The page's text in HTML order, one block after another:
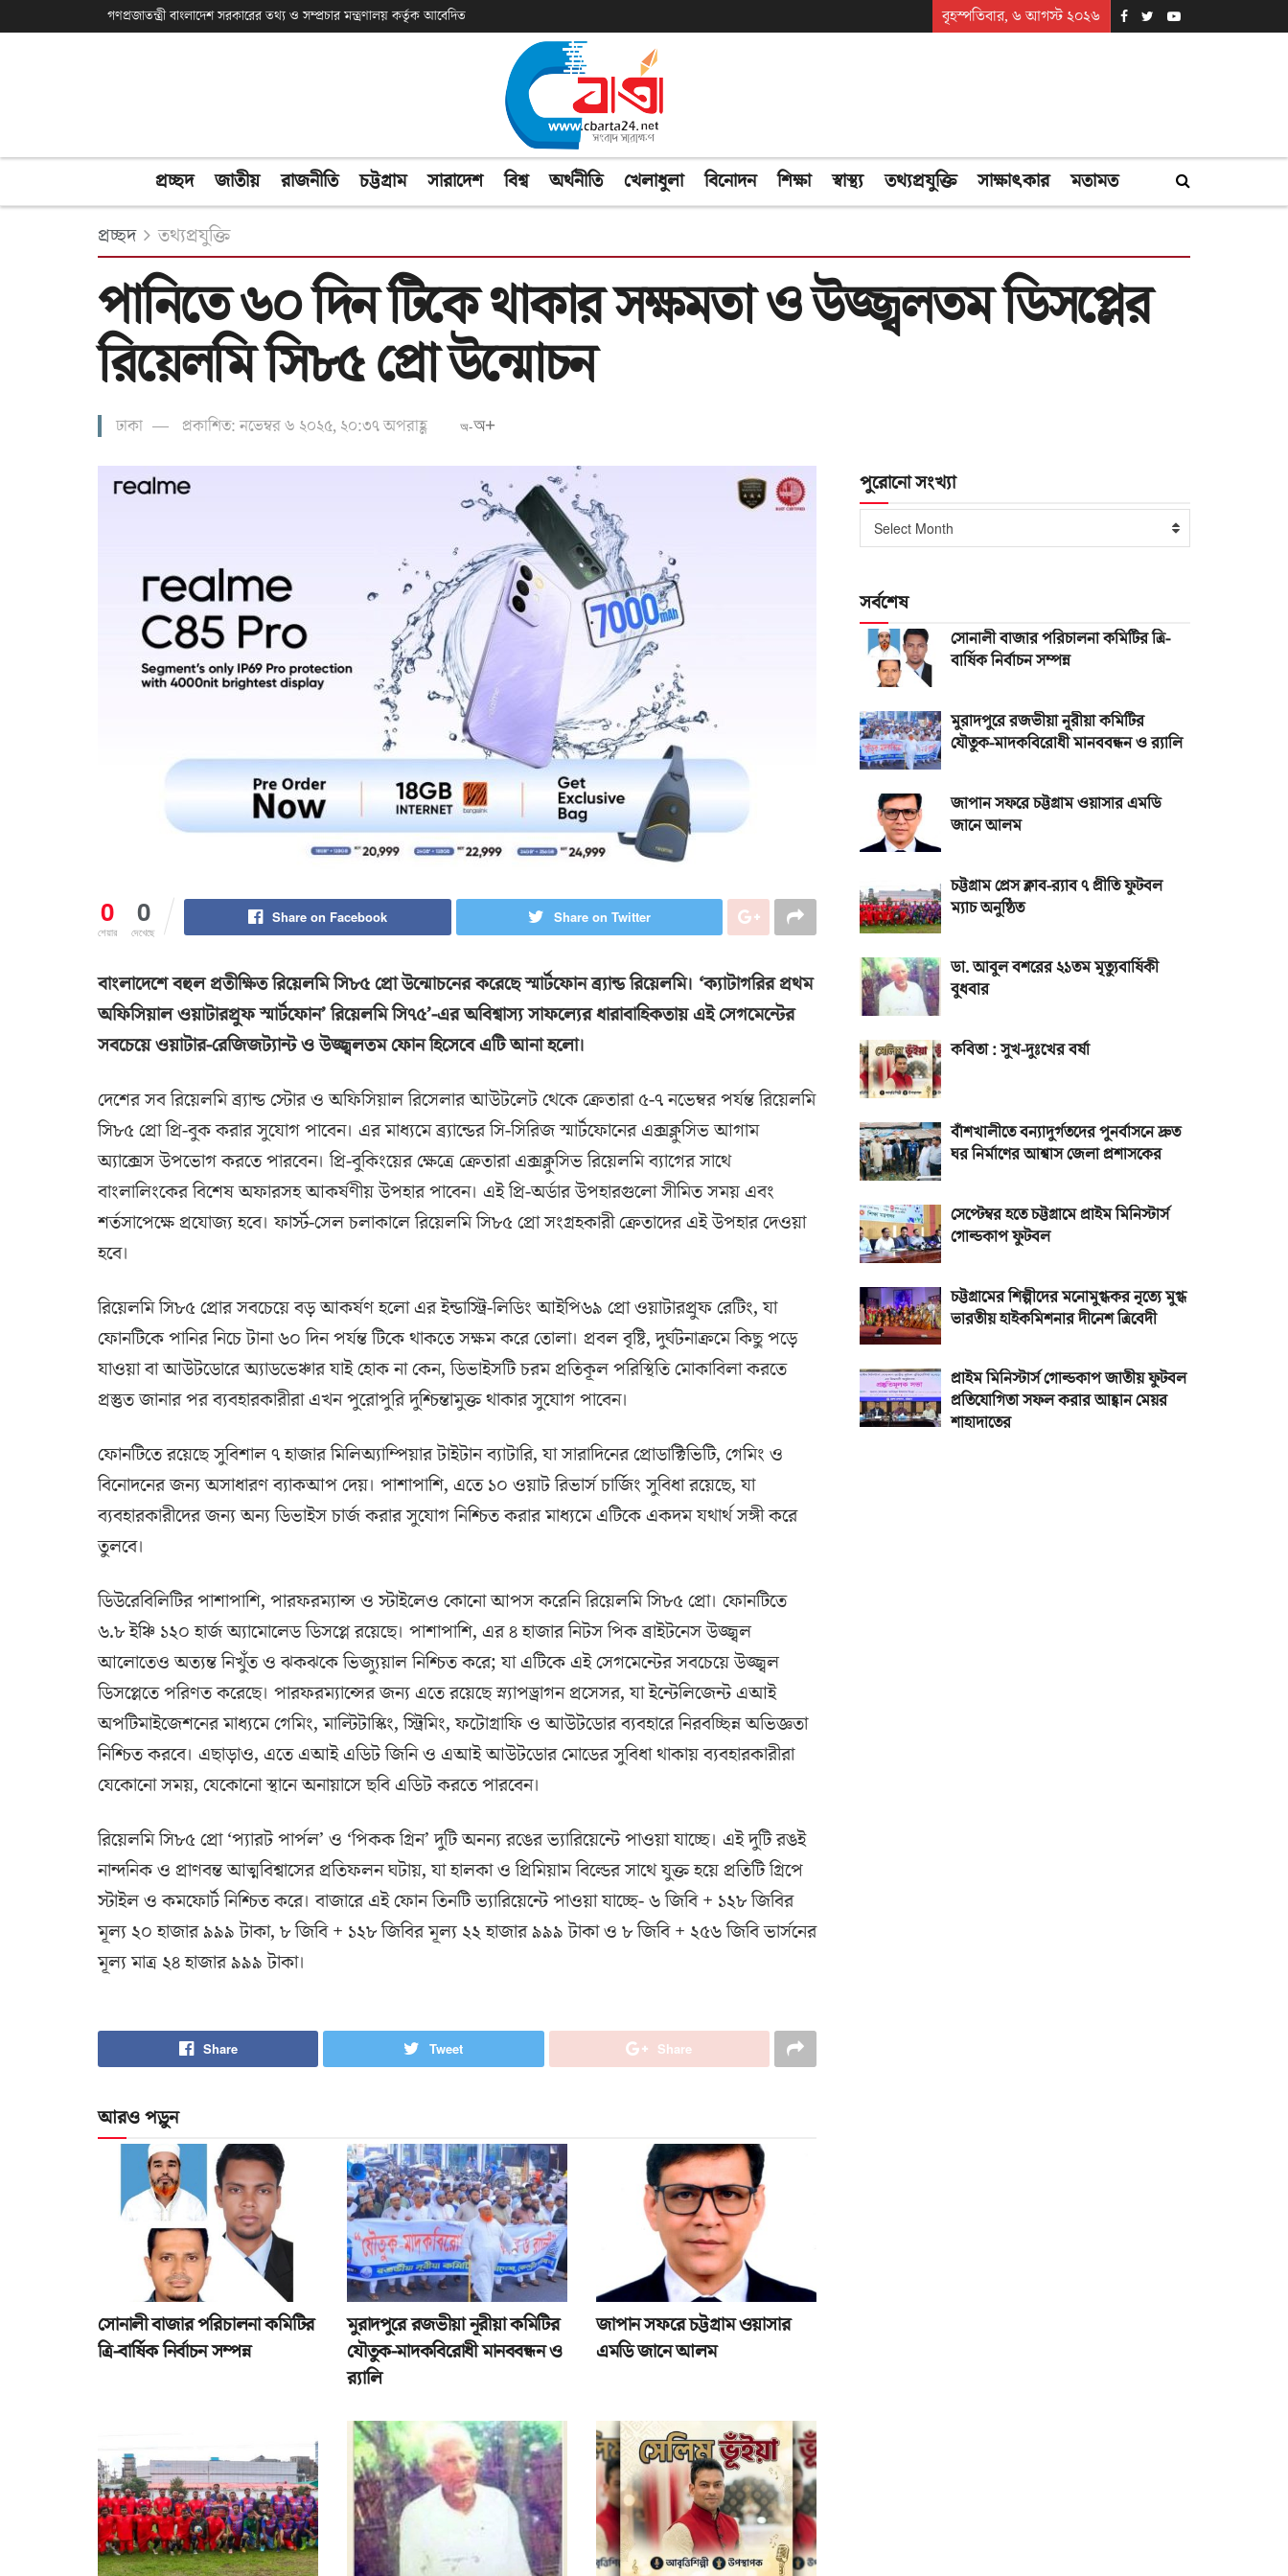
গণপ্রজাতন্ত্রী বাংলাদেশ সরকারের তথ্য ও সম্প্রচার মন্ত্রণালয় কর্তৃক আবেদিত বৃহস্পতিবার, ৬ আগস্ট ২০২৬
প্রচ্ছদ জাতীয় রাজনীতি চট্টগ্রাম সারাদেশ বিশ্ব অর্থনীতি খেলাধুলা বিনোদন শিক্ষা স্বাস্থ্য তথ্যপ্রযুক্তি সাক্ষাৎকার মতামত
প্রচ্ছদ তথ্যপ্রযুক্তি
পানিতে ৬০ দিন টিকে থাকার সক্ষমতা ও উজ্জ্বলতম ডিসপ্লের
রিয়েলমি সি৮৫ প্রো উন্মোচন
ঢাকা প্রকাশিত: নভেম্বর ৬ ২০২৫, ২০:৩৭ অপরাহ্ণ অ-অ+
0
শেয়ার
0
দেখেছে
Share on Facebook Share on Twitter
বাংলাদেশে বহুল প্রতীক্ষিত রিয়েলমি সি৮৫ প্রো উন্মোচনের করেছে স্মার্টফোন ব্র্যান্ড রিয়েলমি। ‘ক্যাটাগরির প্রথম
অফিসিয়াল ওয়াটারপ্রুফ স্মার্টফোন’ রিয়েলমি সি৭৫’-এর অবিশ্বাস্য সাফল্যের ধারাবাহিকতায় এই সেগমেন্টের
সবচেয়ে ওয়াটার-রেজিজট্যান্ট ও উজ্জ্বলতম ফোন হিসেবে এটি আনা হলো।
দেশের সব রিয়েলমি ব্র্যান্ড স্টোর ও অফিসিয়াল রিসেলার আউটলেট থেকে ক্রেতারা ৫-৭ নভেম্বর পর্যন্ত রিয়েলমি
সি৮৫ প্রো প্রি-বুক করার সুযোগ পাবেন। এর মাধ্যমে ব্র্যান্ডের সি-সিরিজ স্মার্টফোনের এক্সক্লুসিভ আগাম
অ্যাক্সেস উপভোগ করতে পারবেন। প্রি-বুকিংয়ের ক্ষেত্রে ক্রেতারা এক্সক্লুসিভ রিয়েলমি ব্যাগের সাথে
বাংলালিংকের বিশেষ অফারসহ আকর্ষণীয় উপহার পাবেন। এই প্রি-অর্ডার উপহারগুলো সীমিত সময় এবং
শর্তসাপেক্ষে প্রযোজ্য হবে। ফার্স্ট-সেল চলাকালে রিয়েলমি সি৮৫ প্রো সংগ্রহকারী ক্রেতাদের এই উপহার দেওয়া
হবে।
রিয়েলমি সি৮৫ প্রোর সবচেয়ে বড় আকর্ষণ হলো এর ইন্ডাস্ট্রি-লিডিং আইপি৬৯ প্রো ওয়াটারপ্রুফ রেটিং, যা
ফোনটিকে পানির নিচে টানা ৬০ দিন পর্যন্ত টিকে থাকতে সক্ষম করে তোলা। প্রবল বৃষ্টি, দুর্ঘটনাক্রমে কিছু পড়ে
যাওয়া বা আউটডোরে অ্যাডভেঞ্চার যাই হোক না কেন, ডিভাইসটি চরম প্রতিকূল পরিস্থিতি মোকাবিলা করতে
প্রস্তুত জানার পর ব্যবহারকারীরা এখন পুরোপুরি দুশ্চিন্তামুক্ত থাকার সুযোগ পাবেন।
ফোনটিতে রয়েছে সুবিশাল ৭ হাজার মিলিঅ্যাম্পিয়ার টাইটান ব্যাটারি, যা সারাদিনের প্রোডাক্টিভিটি, গেমিং ও
বিনোদনের জন্য অসাধারণ ব্যাকআপ দেয়। পাশাপাশি, এতে ১০ ওয়াট রিভার্স চার্জিং সুবিধা রয়েছে, যা
ব্যবহারকারীদের জন্য অন্য ডিভাইস চার্জ করার সুযোগ নিশ্চিত করার মাধ্যমে এটিকে একদম যথার্থ সঙ্গী করে
তুলবে।
ডিউরেবিলিটির পাশাপাশি, পারফরম্যান্স ও স্টাইলেও কোনো আপস করেনি রিয়েলমি সি৮৫ প্রো। ফোনটিতে
৬.৮ ইঞ্চি ১২০ হার্জ অ্যামোলেড ডিসপ্লে রয়েছে। পাশাপাশি, এর ৪ হাজার নিটস পিক ব্রাইটনেস উজ্জ্বল
আলোতেও অত্যন্ত নিখুঁত ও ঝকঝকে ভিজ্যুয়াল নিশ্চিত করে; যা এটিকে এই সেগমেন্টের সবচেয়ে উজ্জ্বল
ডিসপ্লেতে পরিণত করেছে। পারফরম্যান্সের জন্য এতে রয়েছে স্ন্যাপড্রাগন প্রসেসর, যা ইন্টেলিজেন্ট এআই
অপটিমাইজেশনের মাধ্যমে গেমিং, মাল্টিটাস্কিং, স্ট্রিমিং, ফটোগ্রাফি ও আউটডোর ব্যবহারে নিরবচ্ছিন্ন অভিজ্ঞতা
নিশ্চিত করবে। এছাড়াও, এতে এআই এডিট জিনি ও এআই আউটডোর মোডের সুবিধা থাকায় ব্যবহারকারীরা
যেকোনো সময়, যেকোনো স্থানে অনায়াসে ছবি এডিট করতে পারবেন।
রিয়েলমি সি৮৫ প্রো ‘প্যারট পার্পল’ ও ‘পিকক গ্রিন’ দুটি অনন্য রঙের ভ্যারিয়েন্টে পাওয়া যাচ্ছে। এই দুটি রঙই
নান্দনিক ও প্রাণবন্ত আত্মবিশ্বাসের প্রতিফলন ঘটায়, যা হালকা ও প্রিমিয়াম বিল্ডের সাথে যুক্ত হয়ে প্রতিটি গ্রিপে
স্টাইল ও কমফোর্ট নিশ্চিত করে। বাজারে এই ফোন তিনটি ভ্যারিয়েন্টে পাওয়া যাচ্ছে- ৬ জিবি + ১২৮ জিবির
মূল্য ২০ হাজার ৯৯৯ টাকা, ৮ জিবি + ১২৮ জিবির মূল্য ২২ হাজার ৯৯৯ টাকা ও ৮ জিবি + ২৫৬ জিবি ভার্সনের
মূল্য মাত্র ২৪ হাজার ৯৯৯ টাকা।
Share Tweet Share
আরও পড়ুন
সোনালী বাজার পরিচালনা কমিটির
ত্রি-বার্ষিক নির্বাচন সম্পন্ন
মুরাদপুরে রজভীয়া নূরীয়া কমিটির
যৌতুক-মাদকবিরোধী মানববন্ধন ও
র‌্যালি
জাপান সফরে চট্টগ্রাম ওয়াসার
এমডি জানে আলম
পুরোনো সংখ্যা
পুরোনো
সংখ্যা
Select Month
সর্বশেষ
সোনালী বাজার পরিচালনা কমিটির ত্রি-
বার্ষিক নির্বাচন সম্পন্ন
মুরাদপুরে রজভীয়া নূরীয়া কমিটির
যৌতুক-মাদকবিরোধী মানববন্ধন ও র‌্যালি
জাপান সফরে চট্টগ্রাম ওয়াসার এমডি
জানে আলম
চট্টগ্রাম প্রেস ক্লাব-র‌্যাব ৭ প্রীতি ফুটবল
ম্যাচ অনুষ্ঠিত
ডা. আবুল বশরের ২১তম মৃত্যুবার্ষিকী
বুধবার
কবিতা : সুখ-দুঃখের বর্ষা
বাঁশখালীতে বন্যাদুর্গতদের পুনর্বাসনে দ্রুত
ঘর নির্মাণের আশ্বাস জেলা প্রশাসকের
সেপ্টেম্বর হতে চট্টগ্রামে প্রাইম মিনিস্টার্স
গোল্ডকাপ ফুটবল
চট্টগ্রামের শিল্পীদের মনোমুগ্ধকর নৃত্যে মুগ্ধ
ভারতীয় হাইকমিশনার দীনেশ ত্রিবেদী
প্রাইম মিনিস্টার্স গোল্ডকাপ জাতীয় ফুটবল
প্রতিযোগিতা সফল করার আহ্বান মেয়র
শাহাদাতের